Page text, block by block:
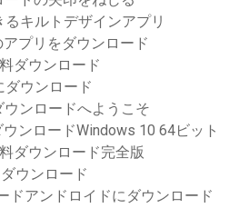
キルトデザインアプリ
プリをダウンロード
ダウンロード
ウンロード
ンロードへようこそ
ンロードWindows 10 64ビット
ダウンロード完全版
ウンロード
ドアンドロイドにダウンロード